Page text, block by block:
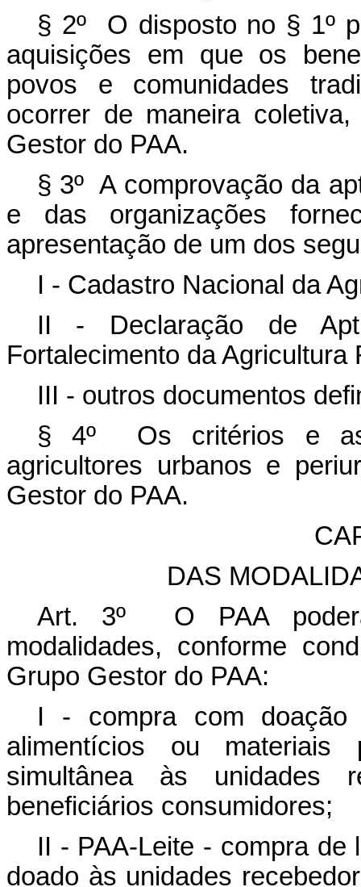
§ 2º O disposto no § 1º
aquisições em que os
povos e comunidades
ocorrer de maneira
Gestor do PAA.
§ 3º A comprovação da
e das organizações
apresentação de um dos
I - Cadastro Nacional da
II - Declaração de
Fortalecimento da Agricultura
III - outros documentos
§ 4º Os critérios e as
agricultores urbanos e
Gestor do PAA.
DAS
Art. 3º O PAA
modalidades, conforme
Grupo Gestor do PAA:
I - compra com doação
alimentícios ou materiais
simultânea às unidades
beneficiários consumidores;
II - PAA-Leite - compra de
doado às unidades